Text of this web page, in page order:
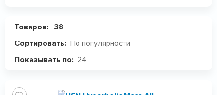
Товаров:
38
Сортировать: По популярности
Показывать по: 24